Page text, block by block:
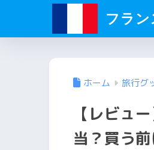
フラ
ホーム 旅行グ
【レビュ
当？買う